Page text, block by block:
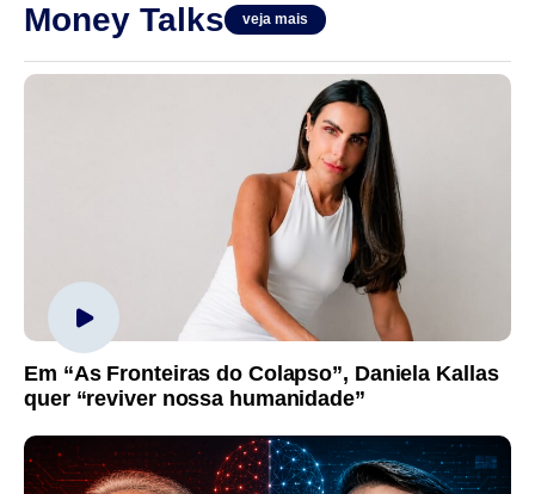
Money Talks veja mais
Em “As Fronteiras do Colapso”, Daniela Kallas
quer “reviver nossa humanidade”